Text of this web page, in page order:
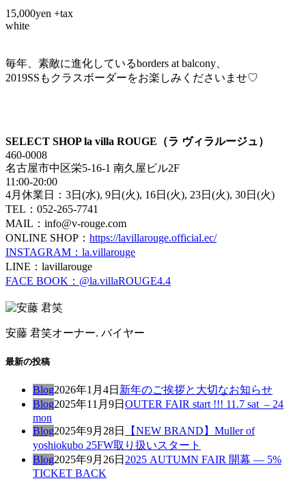
15,000yen +tax
white
毎年、素敵に進化しているborders at balcony、
2019SSもクラスボーダーをお楽しみくださいませ♡
SELECT SHOP la villa ROUGE（ラ ヴィラルージュ）
460-0008
名古屋市中区栄5-16-1 南久屋ビル2F
11:00-20:00
4月休業日：3日(水), 9日(火), 16日(火), 23日(火), 30日(火)
TEL：052-265-7741
MAIL：info@v-rouge.com
ONLINE SHOP： https://lavillarouge.official.ec/
INSTAGRAM：la.villarouge
LINE：lavillarouge
FACE BOOK：@la.villaROUGE4.4
安藤 君笑オーナー. バイヤー
最新の投稿
Blog2026年1月4日 新年のご挨拶と大切なお知らせ
Blog2025年11月9日 OUTER FAIR start !!! 11.7 sat – 24
mon
Blog2025年9月28日
【NEW BRAND】Muller of
yoshiokubo 25FW取り扱いスタート
Blog2025年9月26日 2025 AUTUMN FAIR 開幕 — 5%
TICKET BACK